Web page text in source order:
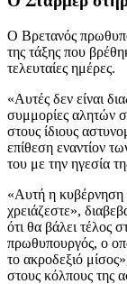
Ο Βρετανός
της τάξης που
τελευταίες ημέρες.
«Αυτές δεν είναι
συμμορίες αλητών
στους ίδιους
επίθεση εναντίον
του με την ηγεσία
«Αυτή η κυβέρνηση
χρειάζεστε»,
ότι θα βάλει τέλος
πρωθυπουργός, ο
το ακροδεξιό
στους κόλπους της